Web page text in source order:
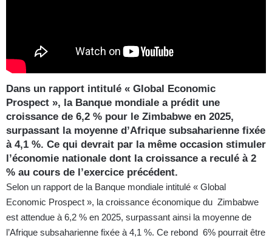
Dans un rapport intitulé « Global Economic
Prospect », la Banque mondiale a prédit une
croissance de 6,2 % pour le Zimbabwe en 2025,
surpassant la moyenne d’Afrique subsaharienne fixée
à 4,1 %. Ce qui devrait par la même occasion stimuler
l’économie nationale dont la croissance a reculé à 2
% au cours de l’exercice précédent.
Selon un rapport de la Banque mondiale intitulé « Global
Economic Prospect », la croissance économique du Zimbabwe
est attendue à 6,2 % en 2025, surpassant ainsi la moyenne de
l’Afrique subsaharienne fixée à 4,1 %. Ce rebond 6% pourrait être